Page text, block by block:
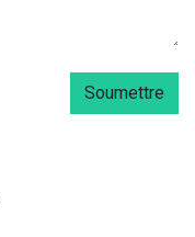
Soumettre